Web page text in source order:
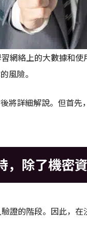
網絡上的大數據和
風險。
將詳細解說。但首
，除了機密
證的階段。因此，